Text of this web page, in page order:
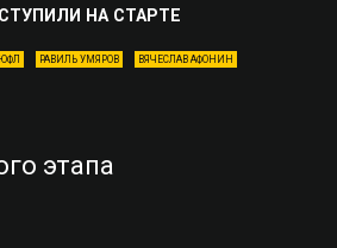
НА СТАРТЕ
ЮФЛ РАВИЛЬ УМЯРОВ ВЯЧЕСЛАВ АФОНИН